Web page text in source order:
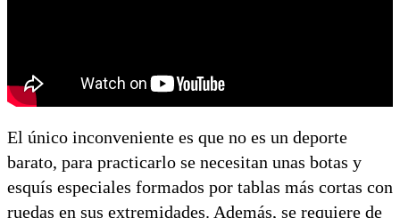
El único inconveniente es que no es un deporte
barato, para practicarlo se necesitan unas botas y
esquís especiales formados por tablas más cortas con
ruedas en sus extremidades. Además, se requiere de